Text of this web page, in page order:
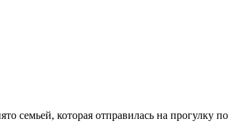
семьей, которая отправилась на прогулку по